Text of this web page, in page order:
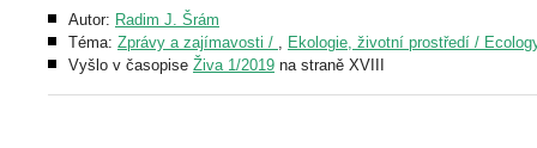
Autor: Radim J. Šrám
Téma: Zprávy a zajímavosti / , Ekologie, životní prostředí /
Vyšlo v časopise Živa 1/2019 na straně XVIII